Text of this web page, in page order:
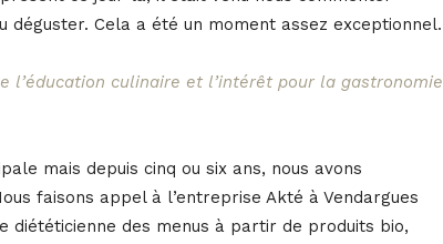
déguster. Cela a été un moment assez exceptionnel.
l’éducation culinaire et l’intérêt pour la gastronomie
mais depuis cinq ou six ans, nous avons
faisons appel à l’entreprise Akté à Vendargues
des menus à partir de produits bio,